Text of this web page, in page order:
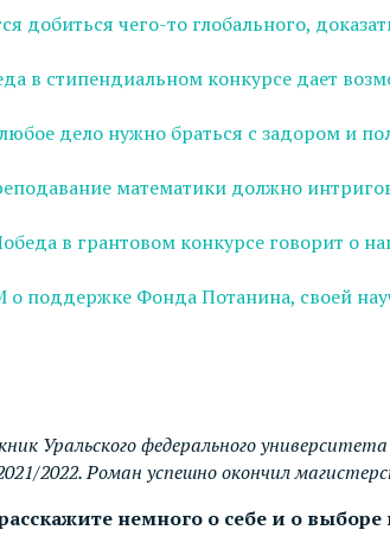
добиться чего-то глобального,
в cтипендиальном конкурсе дает
дело нужно браться с задором и
математики должно
в грантовом конкурсе говорит о
о поддержке Фонда Потанина, своей
Уральского федерального
2022. Роман успешно окончил
немного о себе и о